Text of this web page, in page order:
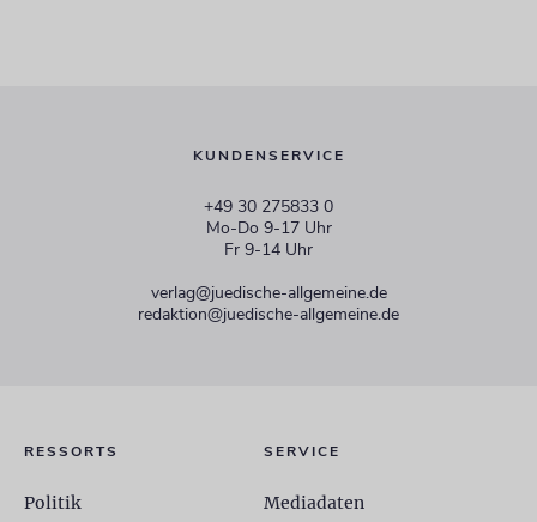
KUNDENSERVICE
+49 30 275833 0
Mo-Do 9-17 Uhr
Fr 9-14 Uhr
verlag@juedische-allgemeine.de
redaktion@juedische-allgemeine.de
RESSORTS
Politik
SERVICE
Mediadaten